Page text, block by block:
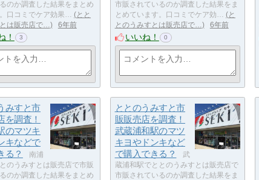
のか調査した結果をまとめ
口コミでケア効果…
とと
は販売店で…
6年前
！ 3
市販されているのか調査した結果をま
とめています。口コミでケア効…
と
とのうみすとは販売店で…
6年前
いいね！ 0
みすと市
を調査！
のマツキ
キなどで
る？
南浦
のうみすとは販売店で市販
のか調査した結果をまとめ
ととのうみすと市
販販売店を調査！
武蔵浦和駅のマツ
キヨやドンキなど
で購入できる？
武
蔵浦和駅でととのうみすとは販売店で
市販されているのか調査した結果をま